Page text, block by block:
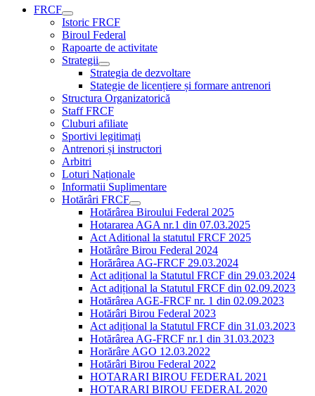
FRCF
Istoric FRCF
Biroul Federal
Rapoarte de activitate
Strategii
Strategia de dezvoltare
Stategie de licențiere și formare antrenori
Structura Organizatorică
Staff FRCF
Cluburi afiliate
Sportivi legitimați
Antrenori și instructori
Arbitri
Loturi Naționale
Informatii Suplimentare
Hotărâri FRCF
Hotărârea Biroului Federal 2025
Hotararea AGA nr.1 din 07.03.2025
Act Aditional la statutul FRCF 2025
Hotărâre Birou Federal 2024
Horărârea AG-FRCF 29.03.2024
Act adițional la Statutul FRCF din 29.03.2024
Act adițional la Statutul FRCF din 02.09.2023
Hotărârea AGE-FRCF nr. 1 din 02.09.2023
Hotărâri Birou Federal 2023
Act adițional la Statutul FRCF din 31.03.2023
Hotărârea AG-FRCF nr.1 din 31.03.2023
Horărâre AGO 12.03.2022
Hotărâri Birou Federal 2022
HOTARARI BIROU FEDERAL 2021
HOTARARI BIROU FEDERAL 2020